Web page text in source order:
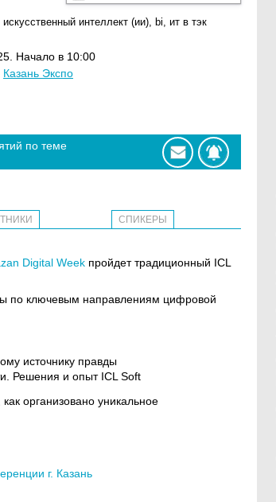
искусственный интеллект (ии), bi, ит в тэк
Начало в 10:00
Казань Экспо
по теме
СПИКЕРЫ
Digital Week пройдет традиционный ICL
по ключевым направлениям цифровой
источнику правды
Решения и опыт ICL Soft
организовано уникальное
г. Казань